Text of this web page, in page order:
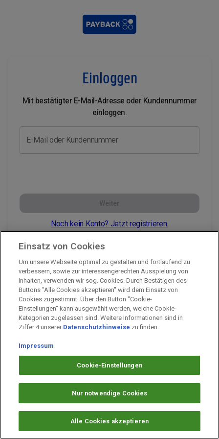
Einloggen
Mit bestätigter E-Mail-Adresse oder Kundennummer
einloggen.
E-Mail oder Kundennummer
Weiter
Noch kein Konto? Jetzt registrieren.
Impressum
Unternehmen
Arbeiten bei PAYBACK
Fragen & Hilfe
Datenschutz
Cookie-Einstellungen
Einsatz von Cookies
Um unsere Webseite optimal zu gestalten und fortlaufend zu
verbessern, sowie zur interessengerechten Ausspielung von
Inhalten, verwenden wir sog. Cookies. Durch Bestätigen des
Buttons "Alle Cookies akzeptieren" wird dem Einsatz von
Cookies zugestimmt. Über den Button "Cookie-
Einstellungen" kann ausgewählt werden, welche Cookie-
Kategorien zugelassen sind. Weitere Informationen sind in
Ziffer 4 unserer Datenschutzhinweise zu finden.
Impressum
Cookie-Einstellungen
Nur notwendige Cookies
Alle Cookies akzeptieren